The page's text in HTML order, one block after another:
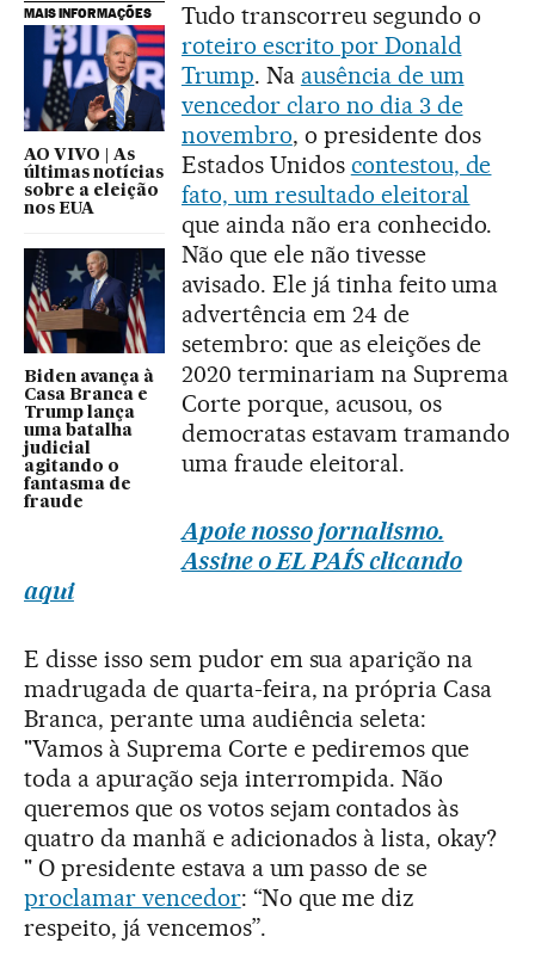
MAIS INFORMAÇÕES
AO VIVO | As
últimas notícias
sobre a eleição
nos EUA
Biden avança à
Casa Branca e
Trump lança
uma batalha
judicial
agitando o
fantasma de
fraude
Tudo transcorreu segundo o
roteiro escrito por Donald
Trump. Na ausência de um
vencedor claro no dia 3 de
novembro, o presidente dos
Estados Unidos contestou, de
fato, um resultado eleitoral
que ainda não era conhecido.
Não que ele não tivesse
avisado. Ele já tinha feito uma
advertência em 24 de
setembro: que as eleições de
2020 terminariam na Suprema
Corte porque, acusou, os
democratas estavam tramando
uma fraude eleitoral.
Apoie nosso jornalismo.
Assine o EL PAÍS clicando
aqui
E disse isso sem pudor em sua aparição na
madrugada de quarta-feira, na própria Casa
Branca, perante uma audiência seleta:
"Vamos à Suprema Corte e pediremos que
toda a apuração seja interrompida. Não
queremos que os votos sejam contados às
quatro da manhã e adicionados à lista, okay?
" O presidente estava a um passo de se
proclamar vencedor: “No que me diz
respeito, já vencemos”.